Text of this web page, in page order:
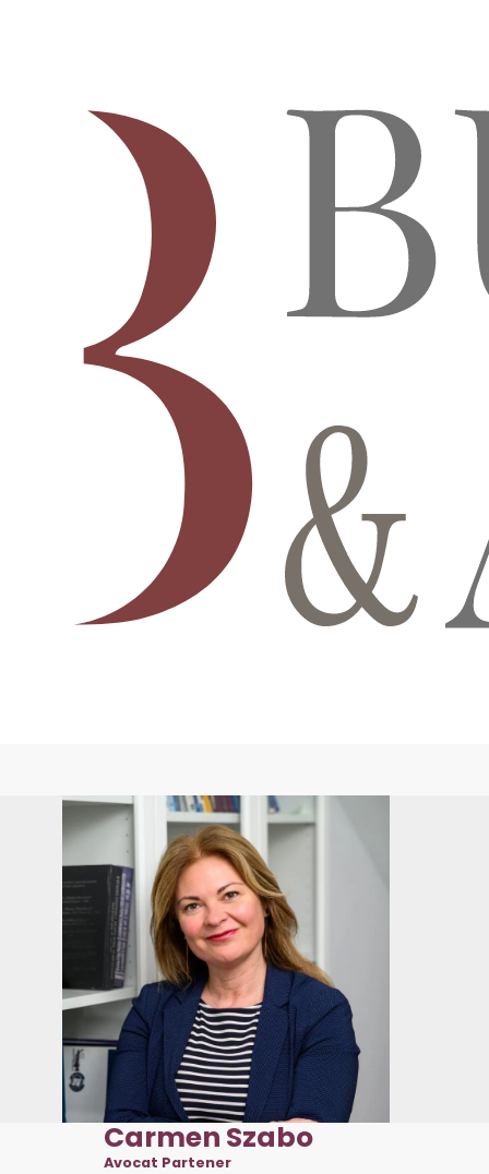
Carmen Szabo
Avocat Partener